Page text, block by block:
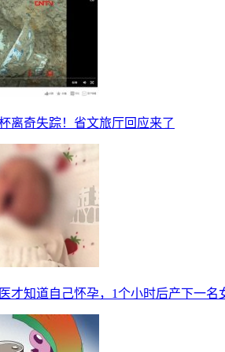
离奇失踪！省文旅厅回应来了
才知道自己怀孕，1个小时后产下一名